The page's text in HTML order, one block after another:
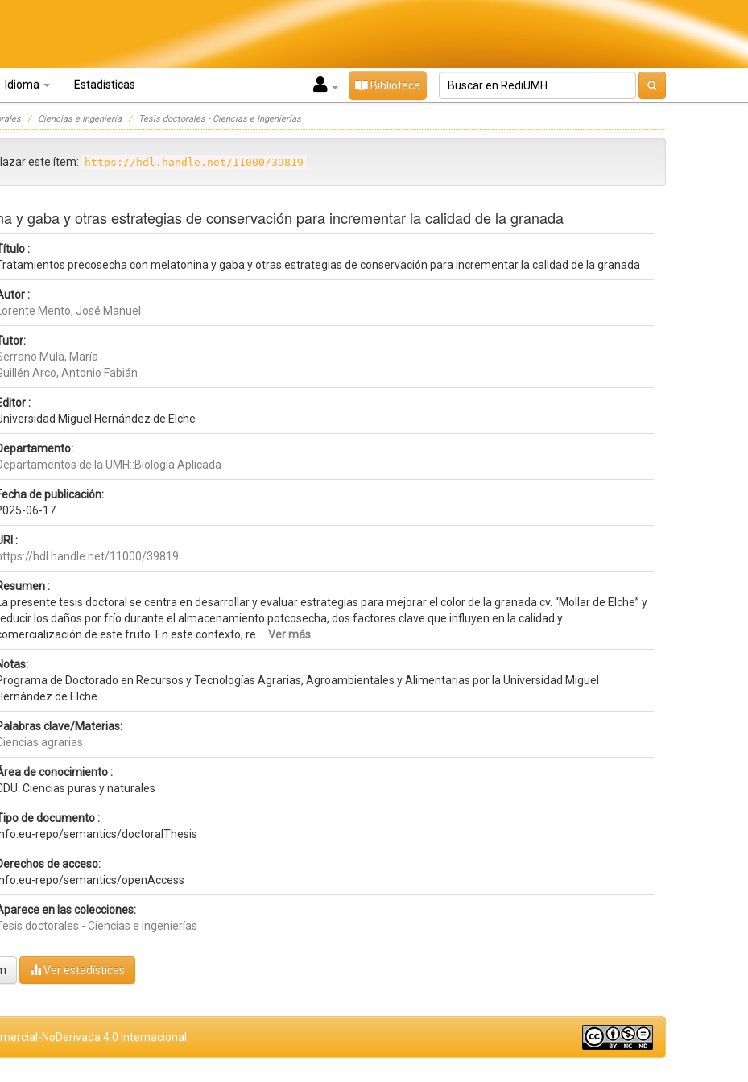
Idioma Estadísticas Biblioteca
Ciencias e Ingeniería Tesis doctorales - Ciencias e Ingenierías
este ítem: https://hdl.handle.net/11000/39819
y gaba y otras estrategias de conservación para incrementar la calidad de la granada
:
precosecha con melatonina y gaba y otras estrategias de conservación para incrementar la calidad de la granada
:
Lorente Mento, José Manuel
Mula, María
Arco, Antonio Fabián
:
Miguel Hernández de Elche
de la UMH::Biología Aplicada
de publicación:
06-17
:
hdl.handle.net/11000/39819
:
La presente tesis doctoral se centra en desarrollar y evaluar estrategias para mejorar el color de la granada cv. “Mollar de Elche” y
los daños por frío durante el almacenamiento potcosecha, dos factores clave que influyen en la calidad y
de este fruto. En este contexto, re... Ver más
de Doctorado en Recursos y Tecnologías Agrarias, Agroambientales y Alimentarias por la Universidad Miguel
de Elche
clave/Materias:
agrarias
de conocimiento :
Ciencias puras y naturales
de documento :
repo/semantics/doctoralThesis
de acceso:
repo/semantics/openAccess
en las colecciones:
doctorales - Ciencias e Ingenierías
Ver estadísticas
NoDerivada 4.0 Internacional.